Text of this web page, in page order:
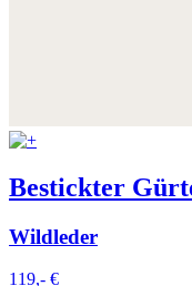
Bestickter
Wildleder
119,- €